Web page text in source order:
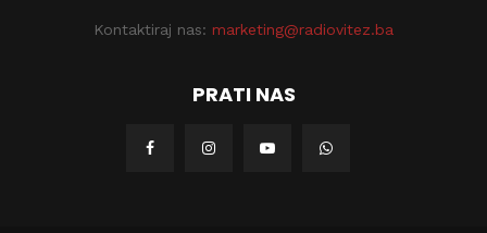
Kontaktiraj nas: marketing@radiovitez.ba
PRATI NAS